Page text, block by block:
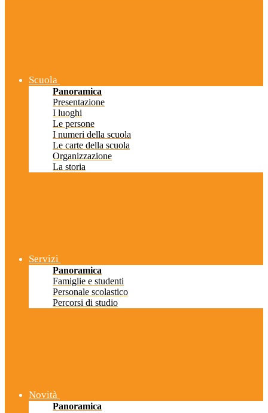
Scuola
Panoramica
Presentazione
I luoghi
Le persone
I numeri della scuola
Le carte della scuola
Organizzazione
La storia
Servizi
Panoramica
Famiglie e studenti
Personale scolastico
Percorsi di studio
Novità
Panoramica